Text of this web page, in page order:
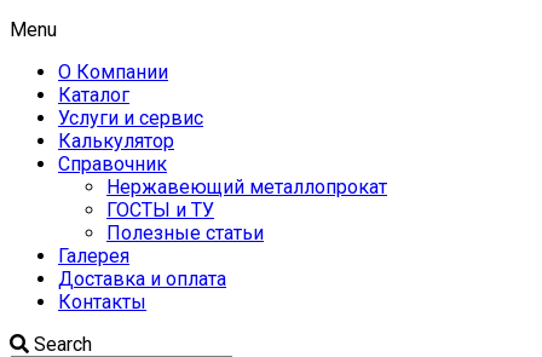
Menu
О Компании
Каталог
Услуги и сервис
Калькулятор
Справочник
Нержавеющий металлопрокат
ГОСТЫ и ТУ
Полезные статьи
Галерея
Доставка и оплата
Контакты
Search